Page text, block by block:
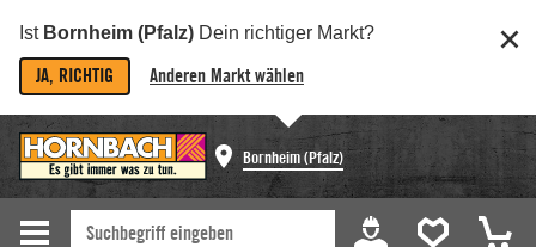
Ist Bornheim (Pfalz) Dein richtiger Markt?
JA, RICHTIG Anderen Markt wählen
Bornheim (Pfalz)